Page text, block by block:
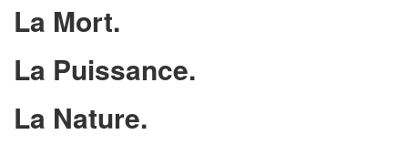
La Mort.
La Puissance.
La Nature.